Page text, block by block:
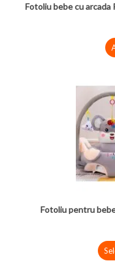
Fotoliu bebe cu
Fotoliu pentru